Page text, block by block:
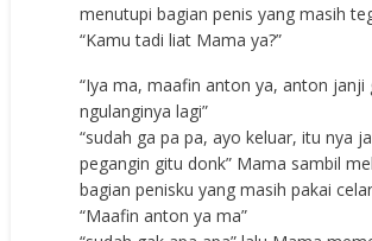
menutupi bagian penis yang masih
“Kamu tadi liat Mama ya?”
“Iya ma, maafin anton ya, anton janji
ngulanginya lagi”
“sudah ga pa pa, ayo keluar, itu nya
pegangin gitu donk” Mama sambil
bagian penisku yang masih pakai
“Maafin anton ya ma”